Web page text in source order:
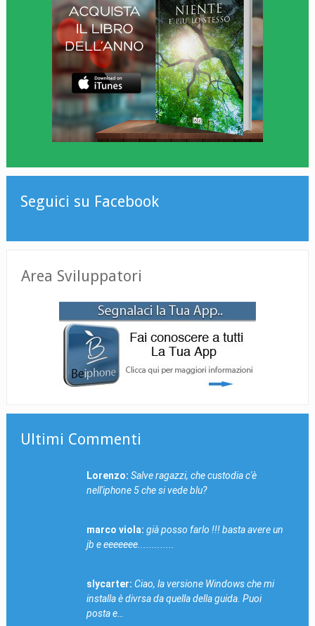
Seguici su Facebook
Area Sviluppatori
Ultimi Commenti
Lorenzo: Salve ragazzi, che custodia c'è
nell'iphone 5 che si vede blu?
marco viola: già posso farlo !!! basta avere un
jb e eeeeeee.............
slycarter: Ciao, la versione Windows che mi
installa è divrsa da quella della guida. Puoi
posta e…